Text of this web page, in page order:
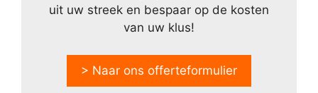
uit uw streek en bespaar op de kosten
van uw klus!
> Naar ons offerteformulier